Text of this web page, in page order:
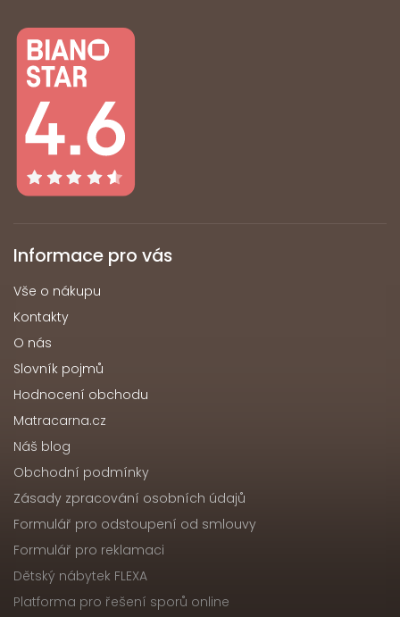
Informace pro vás
Vše o nákupu
Kontakty
O nás
Slovník pojmů
Hodnocení obchodu
Matracarna.cz
Náš blog
Obchodní podmínky
Zásady zpracování osobních údajů
Formulář pro odstoupení od smlouvy
Formulář pro reklamaci
Dětský nábytek FLEXA
Platforma pro řešení sporů online